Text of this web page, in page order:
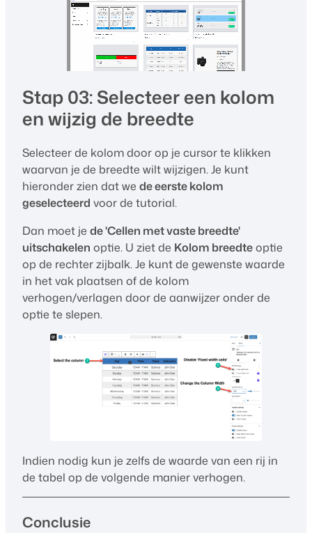
Stap 03: Selecteer een kolom
en wijzig de breedte
Selecteer de kolom door op je cursor te klikken
waarvan je de breedte wilt wijzigen. Je kunt
hieronder zien dat we de eerste kolom
geselecteerd voor de tutorial.
Dan moet je de 'Cellen met vaste breedte'
uitschakelen optie. U ziet de Kolom breedteoptie
op de rechter zijbalk. Je kunt de gewenste waarde
in het vak plaatsen of de kolom
verhogen/verlagen door de aanwijzer onder de
optie te slepen.
Indien nodig kun je zelfs de waarde van een rij in
de tabel op de volgende manier verhogen.
Conclusie